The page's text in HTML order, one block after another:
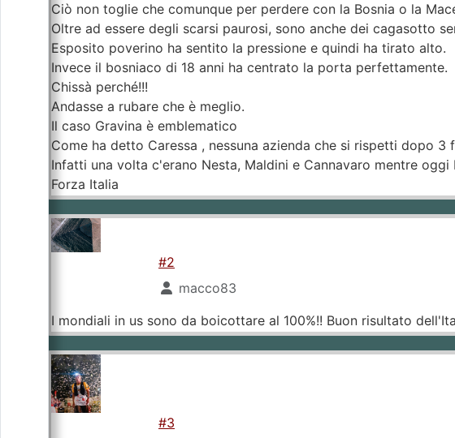
Ciò non toglie che comunque per perdere con la Bosnia o la
Oltre ad essere degli scarsi paurosi, sono anche dei cagasotto
Esposito poverino ha sentito la pressione e quindi ha tirato alto.
Invece il bosniaco di 18 anni ha centrato la porta perfettamente.
Chissà perché!!!
Andasse a rubare che è meglio.
Il caso Gravina è emblematico
Come ha detto Caressa , nessuna azienda che si rispetti dopo
Infatti una volta c'erano Nesta, Maldini e Cannavaro mentre oggi
Forza Italia
#2
macco83
I mondiali in us sono da boicottare al 100%!! Buon risultato
#3